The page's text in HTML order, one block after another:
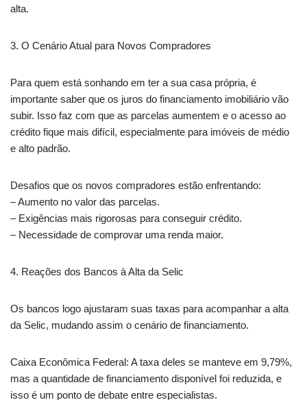
alta.
3. O Cenário Atual para Novos Compradores
Para quem está sonhando em ter a sua casa própria, é
importante saber que os juros do financiamento imobiliário vão
subir. Isso faz com que as parcelas aumentem e o acesso ao
crédito fique mais difícil, especialmente para imóveis de médio
e alto padrão.
Desafios que os novos compradores estão enfrentando:
– Aumento no valor das parcelas.
– Exigências mais rigorosas para conseguir crédito.
– Necessidade de comprovar uma renda maior.
4. Reações dos Bancos à Alta da Selic
Os bancos logo ajustaram suas taxas para acompanhar a alta
da Selic, mudando assim o cenário de financiamento.
Caixa Econômica Federal: A taxa deles se manteve em 9,79%,
mas a quantidade de financiamento disponível foi reduzida, e
isso é um ponto de debate entre especialistas.